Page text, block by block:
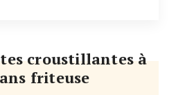
croustillantes à
friteuse